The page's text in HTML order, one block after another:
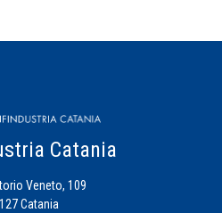
Catania
Veneto, 109
Catania